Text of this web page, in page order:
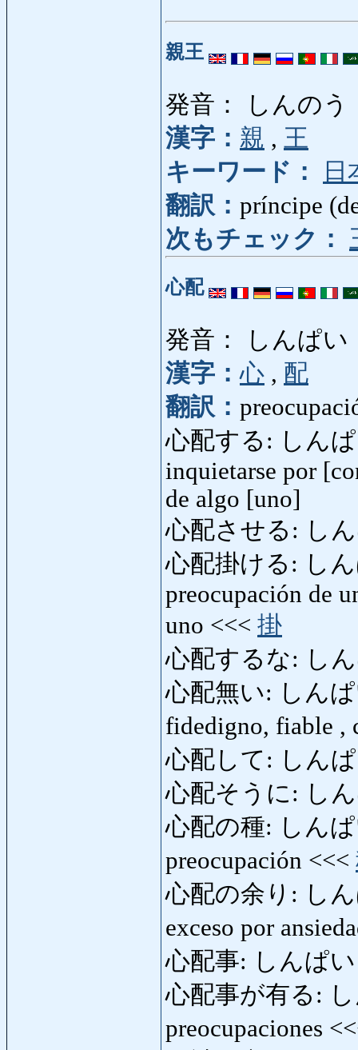
親王
発音： しんのう
漢字： 親 , 王
キーワード：
日
翻訳： príncipe
次もチェック：
心配
発音： しんぱい
漢字：心 , 配
翻訳：
心配する: しんぱ
inquietarse por
de algo [uno]
心配させる: し
心配掛ける: し
preocupación de
uno <<< 掛
心配するな: しん
心配無い: しんぱ
fidedigno, fiable ,
心配して: しんぱ
心配そうに: し
心配の種: しん
preocupación <<<
心配の余り: しん
exceso por
心配事: しんぱい
心配事が有る:
preocupaciones